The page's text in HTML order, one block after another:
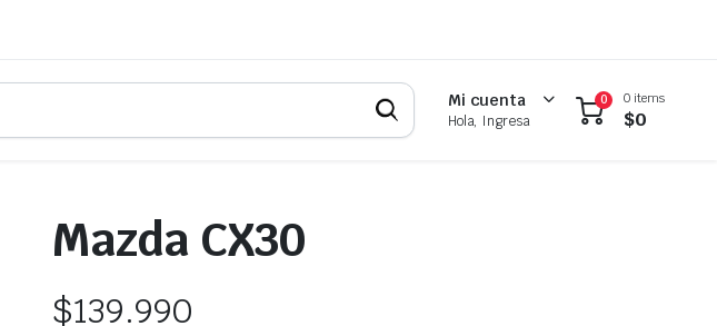
Mi cuenta
Hola, Ingresa
0 0 items
$0
Mazda CX30
$139.990